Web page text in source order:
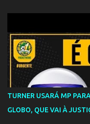
TURNER USARÁ MP
GLOBO, QUE VAI À